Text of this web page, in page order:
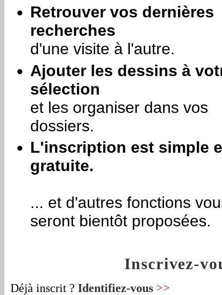
Retrouver vos dernières
recherches
d'une visite à l'autre.
Ajouter les dessins à
sélection
et les organiser dans vos
dossiers.
L'inscription est simple
gratuite.
... et d'autres fonctions
seront bientôt proposées.
Inscrivez-
Déjà inscrit ? Identifiez-vous >>